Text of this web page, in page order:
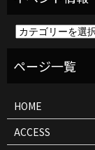
ト
HOME
ACCESS